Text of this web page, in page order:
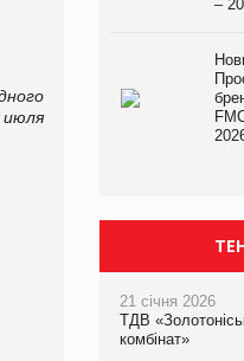
–
21 січня 2026
ТДВ
комбінат»